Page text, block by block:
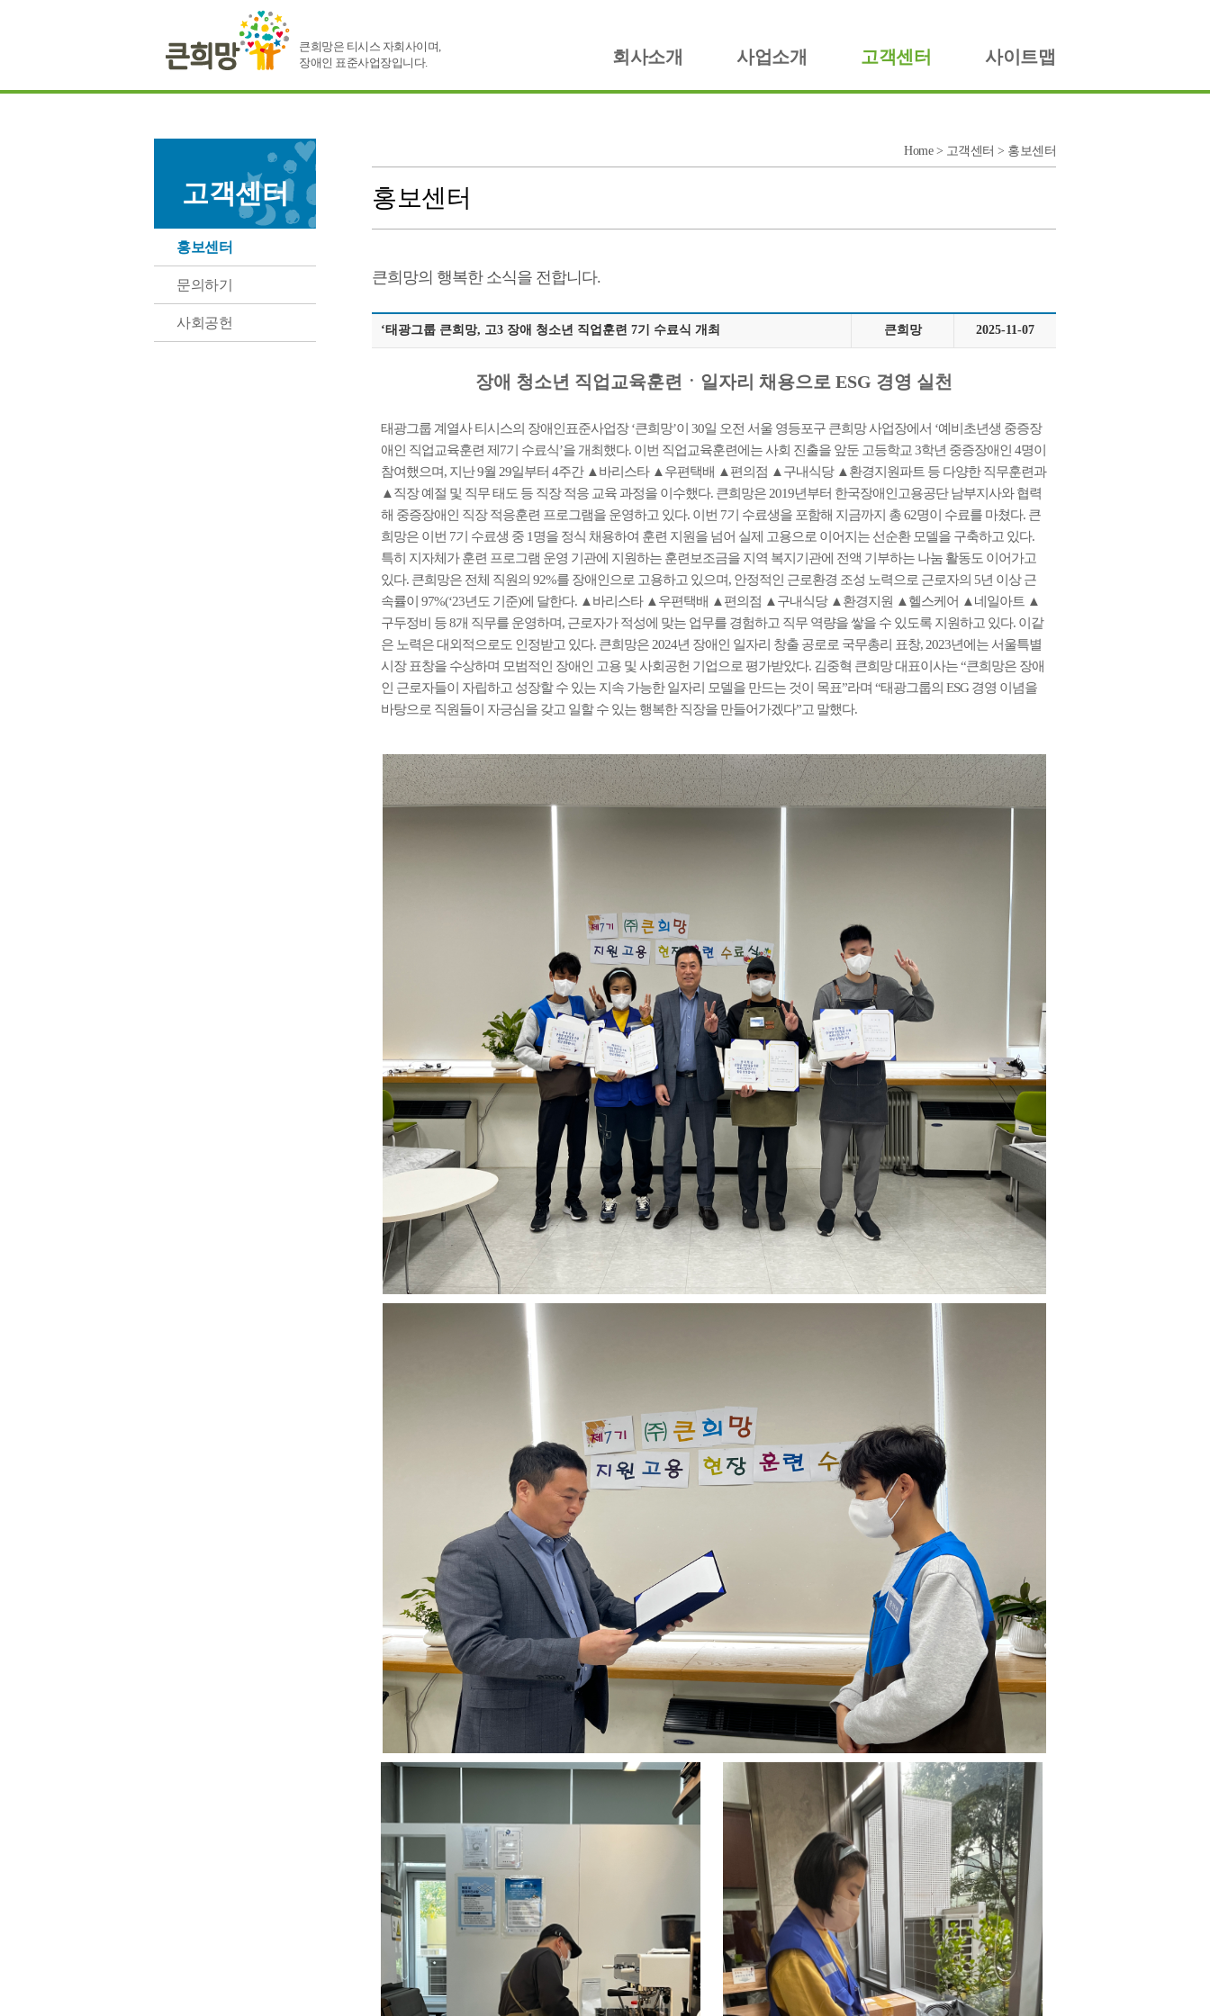
큰희망은 티시스 자회사이며,
장애인 표준사업장입니다.
회사소개 사업소개 고객센터 사이트맵
고객센터
홍보센터
문의하기
사회공헌
Home > 고객센터 > 홍보센터
홍보센터
큰희망의 행복한 소식을 전합니다.
‘태광그룹 큰희망, 고3 장애 청소년 직업훈련 7기 수료식 개최 큰희망 2025-11-07
장애 청소년 직업교육훈련ㆍ일자리 채용으로 ESG 경영 실천
태광그룹 계열사 티시스의 장애인표준사업장 ‘큰희망’이 30일 오전 서울 영등포구 큰희망 사업장에서 ‘예비초년생 중증장
애인 직업교육훈련 제7기 수료식’을 개최했다. 이번 직업교육훈련에는 사회 진출을 앞둔 고등학교 3학년 중증장애인 4명이
참여했으며, 지난 9월 29일부터 4주간 ▲바리스타 ▲우편택배 ▲편의점 ▲구내식당 ▲환경지원파트 등 다양한 직무훈련과
▲직장 예절 및 직무 태도 등 직장 적응 교육 과정을 이수했다. 큰희망은 2019년부터 한국장애인고용공단 남부지사와 협력
해 중증장애인 직장 적응훈련 프로그램을 운영하고 있다. 이번 7기 수료생을 포함해 지금까지 총 62명이 수료를 마쳤다. 큰
희망은 이번 7기 수료생 중 1명을 정식 채용하여 훈련 지원을 넘어 실제 고용으로 이어지는 선순환 모델을 구축하고 있다.
특히 지자체가 훈련 프로그램 운영 기관에 지원하는 훈련보조금을 지역 복지기관에 전액 기부하는 나눔 활동도 이어가고
있다. 큰희망은 전체 직원의 92%를 장애인으로 고용하고 있으며, 안정적인 근로환경 조성 노력으로 근로자의 5년 이상 근
속률이 97%(‘23년도 기준)에 달한다. ▲바리스타 ▲우편택배 ▲편의점 ▲구내식당 ▲환경지원 ▲헬스케어 ▲네일아트 ▲
구두정비 등 8개 직무를 운영하며, 근로자가 적성에 맞는 업무를 경험하고 직무 역량을 쌓을 수 있도록 지원하고 있다. 이같
은 노력은 대외적으로도 인정받고 있다. 큰희망은 2024년 장애인 일자리 창출 공로로 국무총리 표창, 2023년에는 서울특별
시장 표창을 수상하며 모범적인 장애인 고용 및 사회공헌 기업으로 평가받았다. 김중혁 큰희망 대표이사는 “큰희망은 장애
인 근로자들이 자립하고 성장할 수 있는 지속 가능한 일자리 모델을 만드는 것이 목표”라며 “태광그룹의 ESG 경영 이념을
바탕으로 직원들이 자긍심을 갖고 일할 수 있는 행복한 직장을 만들어가겠다”고 말했다.